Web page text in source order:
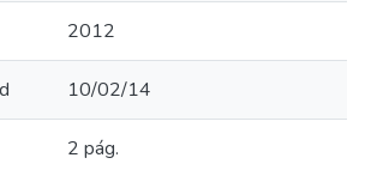
2012
10/02/14
2 pág.